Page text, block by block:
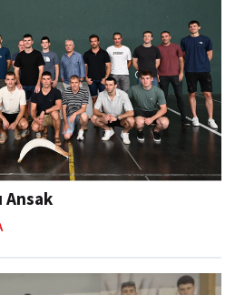
Ansak